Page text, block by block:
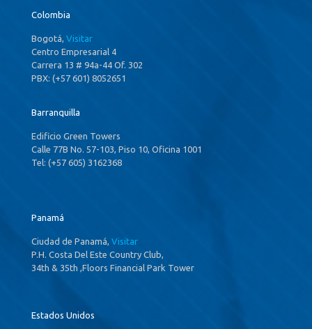
Colombia
Bogotá, Visitar
Centro Empresarial 4
Carrera 13 # 94a-44 Of. 302
PBX: (+57 601) 8052651
Barranquilla
Edificio Green Towers
Calle 77B No. 57-103, Piso 10, Oficina 1001
Tel: (+57 605) 3162368
Panamá
Ciudad de Panamá, Visitar
P.H. Costa Del Este Country Club,
34th & 35th ,Floors Financial Park Tower
Estados Unidos